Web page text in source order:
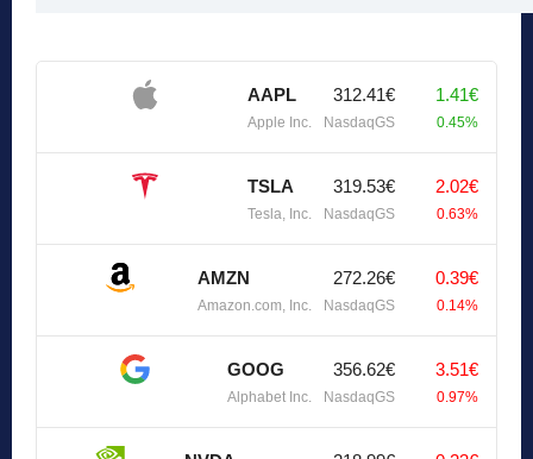
AAPL
Apple Inc.
312.41€
NasdaqGS
1.41€
0.45%
TSLA
Tesla, Inc.
319.53€
NasdaqGS
2.02€
0.63%
AMZN
Amazon.com, Inc.
272.26€
NasdaqGS
0.39€
0.14%
GOOG
Alphabet Inc.
356.62€
NasdaqGS
3.51€
0.97%